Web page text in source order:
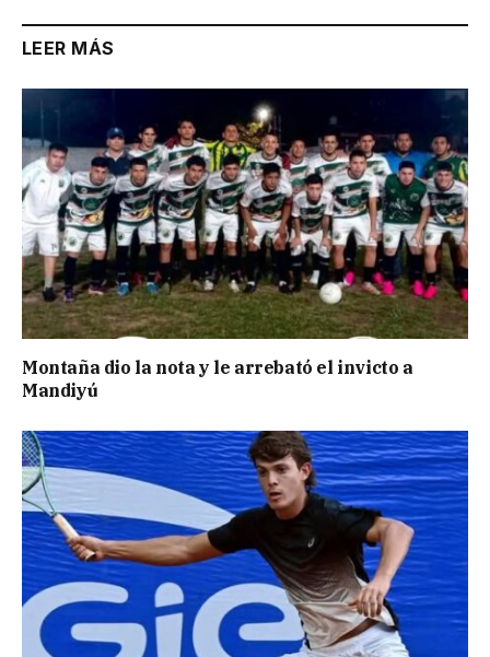
LEER MÁS
Montaña dio la nota y le arrebató el invicto a
Mandiyú